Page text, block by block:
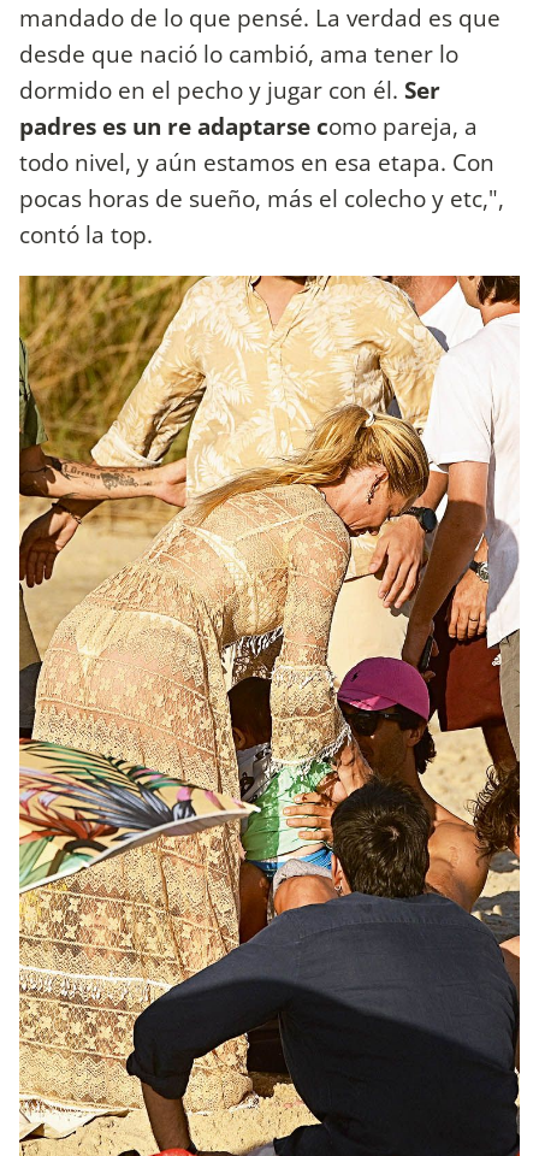
mandado de lo que pensé. La verdad es que
desde que nació lo cambió, ama tener lo
dormido en el pecho y jugar con él. Ser
padres es un re adaptarse como pareja, a
todo nivel, y aún estamos en esa etapa. Con
pocas horas de sueño, más el colecho y etc,",
contó la top.